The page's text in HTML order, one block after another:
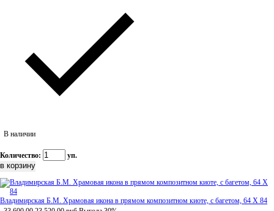
В наличии
Количество: уп.
Владимирская Б.М. Храмовая икона в прямом композитном киоте, с багетом, 64 Х 84